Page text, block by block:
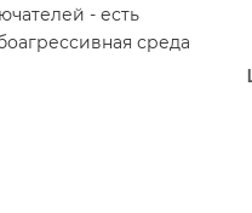
- есть
среда